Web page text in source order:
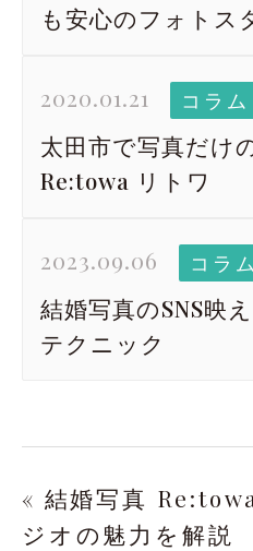
も安心のフォトス
2020.01.21 コラム
太田市で写真だけ
Re:towa リトワ
2023.09.06 コラム
結婚写真のSNS映
テクニック
« 結婚写真
ジオの魅力を解説